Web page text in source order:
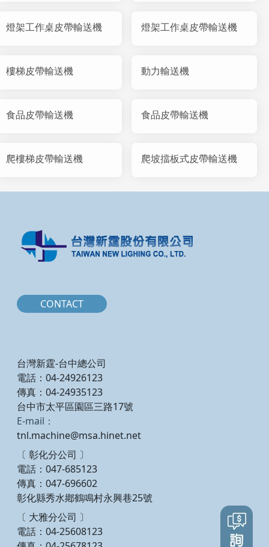
燈架工作桌皮帶輸送機 燈架工作桌皮帶輸送機
樓梯皮帶輸送機 動力輸送機
食品皮帶輸送機 食品皮帶輸送機
爬樓梯皮帶輸送機 爬坡擋板式皮帶輸送機
CONTACT
台灣新霆-台中總公司
電話：04-24926123
傳真：04-24935123
台中市太平區園區三路17號
E-mail：
tnl.machine@msa.hinet.net
〔 彰化分公司 〕
電話：047-685123
傳真：047-696602
彰化縣秀水鄕鶴鳴村永興巷25號
〔 大雅分公司 〕
電話：04-25608123